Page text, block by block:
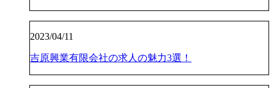
2023/04/11
吉原興業有限会社の求人の魅力3選！